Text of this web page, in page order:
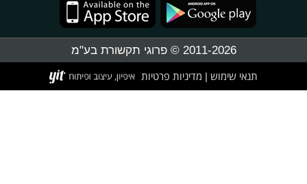
2011-2026 © פרוגי תקשורת בע"מ
תנאי שימוש מדיניות פרטיות